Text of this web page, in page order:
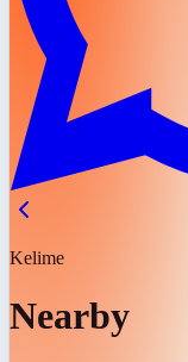
Kelime
Nearby